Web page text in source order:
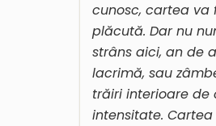
cunosc, cartea va
plăcută. Dar nu
strâns aici, an de
lacrimă, sau
trăiri interioare de
intensitate.